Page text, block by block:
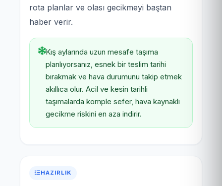
rota planlar ve olası gecikmeyi baştan
haber verir.
Kış aylarında uzun mesafe taşıma
planlıyorsanız, esnek bir teslim tarihi
bırakmak ve hava durumunu takip etmek
akıllıca olur. Acil ve kesin tarihli
taşımalarda komple sefer, hava kaynaklı
gecikme riskini en aza indirir.
HAZIRLIK